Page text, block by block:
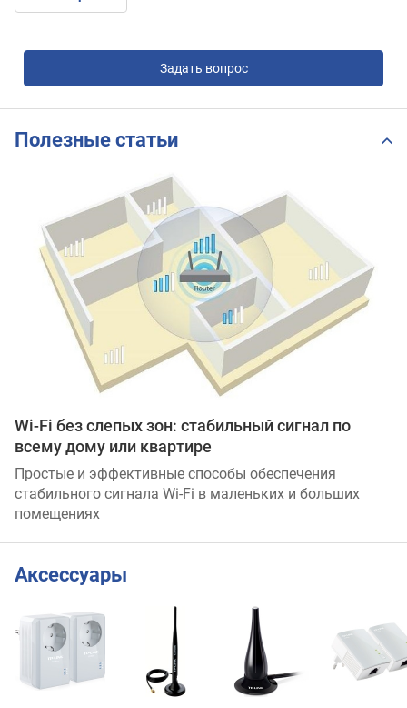
Задать вопрос
Полезные статьи
Wi-Fi без слепых зон: стабильный сигнал по
всему дому или квартире
Простые и эффективные способы обеспечения
стабильного сигнала Wi-Fi в маленьких и больших
помещениях
Аксессуары